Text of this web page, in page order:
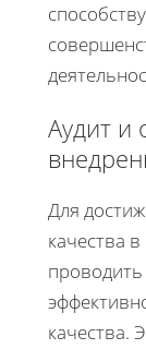
Аудит и
Для
качества
качества.